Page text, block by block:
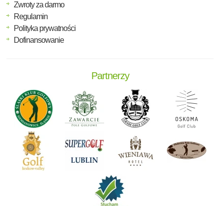
Zwroty za darmo
Regulamin
Polityka prywatności
Dofinansowanie
Partnerzy